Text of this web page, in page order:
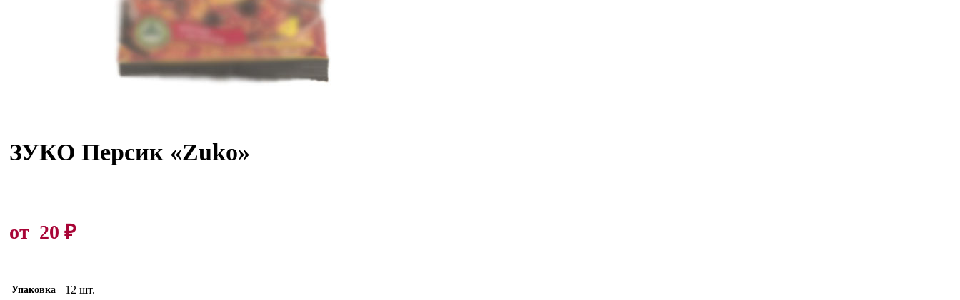
ЗУКО Персик «Zuko»
от 20 ₽
Упаковка 12 шт.